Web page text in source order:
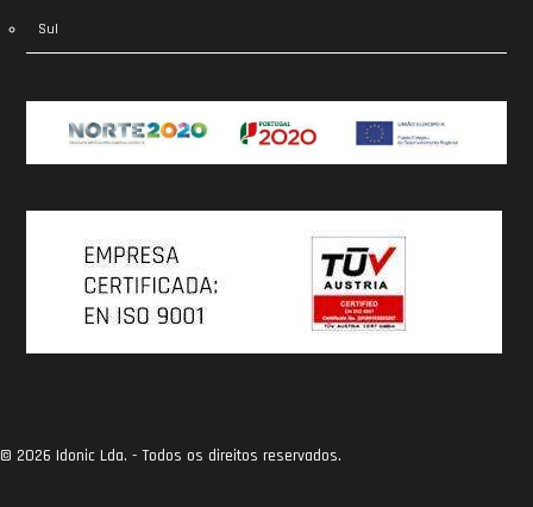
Sul
© 2026 Idonic Lda. - Todos os direitos reservados.